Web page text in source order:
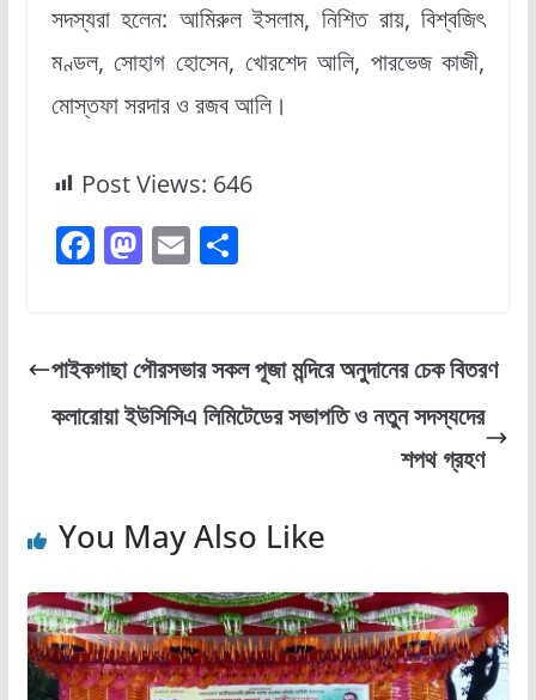
সদস্যরা হলেন: আমিরুল ইসলাম, নিশিত রায়, বিশ্বজিৎ
মণ্ডল, সোহাগ হোসেন, খোরশেদ আলি, পারভেজ কাজী,
মোস্তফা সরদার ও রজব আলি।
Post Views: 646
F
e
b
o
M
o
d
o
E
l
S
e
পাইকগাছা পৌরসভার সকল পূজা মন্দিরে অনুদানের চেক বিতরণ
কলারোয়া ইউসিসিএ লিমিটেডের সভাপতি ও নতুন সদস্যদের
শপথ গ্রহণ
You May Also Like